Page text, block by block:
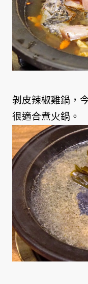
剝皮辣椒雞鍋，
很適合煮火鍋。